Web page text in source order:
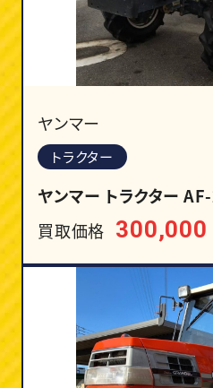
ヤンマー
トラクター
ヤンマー トラクター
買取価格 300,000